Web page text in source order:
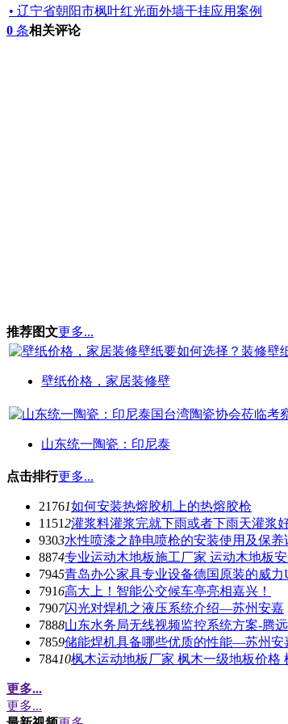
• 辽宁省朝阳市枫叶红光面外墙干挂应用案例
0 条相关评论
推荐图文更多...
壁纸价格，家居装修壁
山东统一陶瓷：印尼泰
点击排行更多...
21761如何安装热熔胶机上的热熔胶枪
11512灌浆料灌浆完就下雨或者下雨天灌浆
9303水性喷漆之静电喷枪的安装使用及保养
8874专业运动木地板施工厂家 运动木地板
7945青岛办公家具专业设备德国原装的威力
7916高大上！智能公交候车亭亮相嘉兴！
7907闪光对焊机之液压系统介绍—苏州安嘉
7888山东水务局无线视频监控系统方案-腾
7859储能焊机具备哪些优质的性能—苏州安
78410枫木运动地板厂家 枫木一级地板价格
更多...
更多...